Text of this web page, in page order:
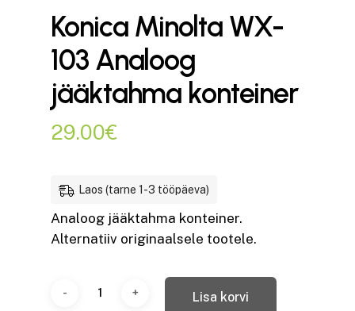
Konica Minolta WX-
103 Analoog
jääktahma konteiner
29.00€
Laos (tarne 1-3 tööpäeva)
Analoog jääktahma konteiner.
Alternatiiv originaalsele tootele.
Lisa korvi